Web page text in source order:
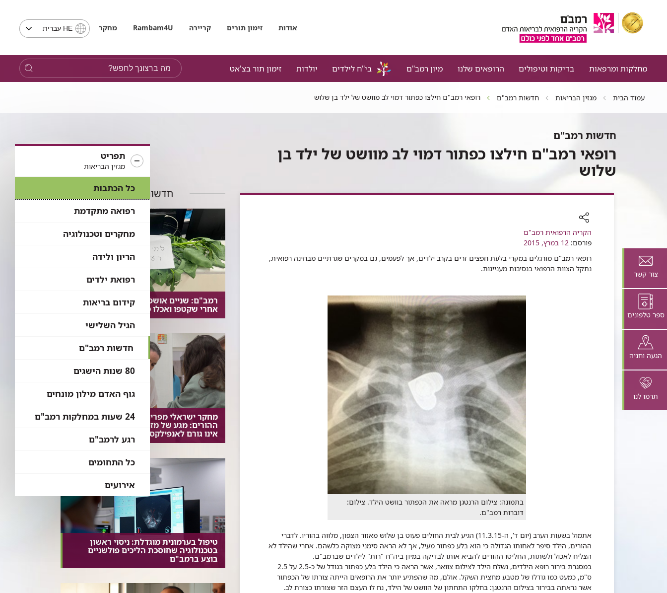
אודות זימון תורים קריירה Rambam4U מחקר
בחירת
שים
לב,
בבחירת
לאתר
HE עברית
מחלקות ומרפאות בדיקות וטיפולים הרופאים שלנו מיון רמב"ם בי"ח לילדים יולדות זימון תור בצ'אט
מה
ברצונך
לחפש?
צור קשר
ספר טלפונים
הגעה וחניה
תרמו לנו
עמוד הבית מגזין הבריאות חדשות רמב"ם רופאי רמב"ם חילצו כפתור דמוי לב מוושט של ילד בן שלוש
תפריט
מגזין הבריאות
כל הכתבות
רפואה מתקדמת
מחקרים וטכנולוגיה
הריון ולידה
רפואת ילדים
קידום בריאות
הגיל השלישי
חדשות רמב"ם
80 שנות הישגים
גוף האדם מילון מונחים
24 שעות במחלקות רמב"ם
רגע לרמב"ם
כל התחומים
אירועים
חדשות רמב"ם
רופאי רמב"ם חילצו כפתור דמוי לב מוושט של ילד בן
שלוש
רכיב
שיתוף
הקריה הרפואית רמב"ם
פורסם: 12 במרץ, 2015
רופאי רמב"ם מורגלים במקרי בלעת חפצים זרים בקרב ילדים, אך לפעמים, גם במקרים שגרתיים מבחינה רפואית,
נתקל הצוות הרפואי בנסיבות מעניינות.
בתמונה: צילום הרנטגן מראה את הכפתור בוושט הילד. ​ צילום:
דוברות רמב"ם.
אתמול בשעות הערב (יום ד', ה-11.3.15) הגיע לבית החולים פעוט בן שלוש מאזור הצפון, מלווה בהוריו. לדברי
ההורים, הילד סיפר לאחותו הגדולה כי הוא בלע כפתור מעיל, אך לא הראה סימני מצוקה כלשהם. אחרי שהילד לא
הצליח לאכול ולשתות, החליטו ההורים להביא אותו לבדיקה במיון ביה"ח "רות" לילדים שברמב"ם.
במסגרת בירור רופא הילדים, נשלח הילד לצילום צוואר, אשר הראה כי הילד בלע כפתור בגודל של כ-2.5 על 2.5
ס"מ, כמעט כמו גודלו של מטבע מחצית השקל. אולם, מה שהפתיע יותר את הרופאים הייתה צורתו של הכפתור
אשר נראתה בבירור בצילום הרנטגן: בחלקו התחתון של הוושט של הילד, נח לו העצם הזר שצורתו כצורת לב.
חדשות נוספות
רמב"ם: שניים אושפזו בטיפול נמרץ
אחרי שקטפו ואכלו מצמח בר נפוץ
מחקר ישראלי מפריך את חששות
ההורים: מגע של מזון אלרגני עם העור
אינו גורם לאנפילקסיס
טיפול בערמונית מוגדלת: ניסוי ראשון
בטכנולוגיה שחוסכת הליכים פולשניים
בוצע ברמב"ם